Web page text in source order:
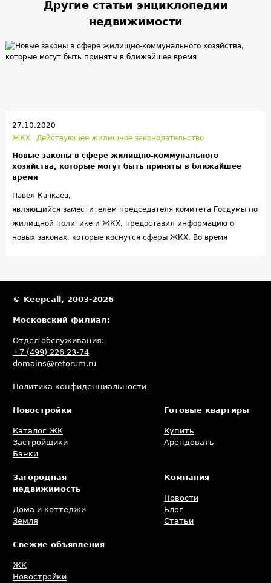
Другие статьи энциклопедии
недвижимости
27.10.2020
ЖКХ
Действующее жилищное законодательство
Новые законы в сфере жилищно-коммунального
хозяйства, которые могут быть приняты в ближайшее
время
Павел Качкаев,
являющийся заместителем председателя комитета Госдумы по
жилищной политике и ЖКХ, предоставил информацию о
новых законах, которые коснутся сферы ЖКХ. Во время
данный момент находятся в стадии
приоритете находятся законы, которые либо требуют внесения
поправок в Конституцию РФ, либо являются
безотлагательными, что связано с
распространением коронавирусной инфекции. Через комитет
проходят 75 законов, в 10 из них уже вносятся необходимые
© Keepcall, 2003-2026
Московский филиал:
Отдел обслуживания:
+7 (499) 226 23-74
domains@reforum.ru
Политика конфиденциальности
Новостройки
Каталог ЖК
Застройщики
Банки
Готовые квартиры
Купить
Арендовать
Загородная
недвижимость
Дома и коттеджи
Земля
Компания
Новости
Блог
Статьи
Свежие объявления
ЖК
Новостройки